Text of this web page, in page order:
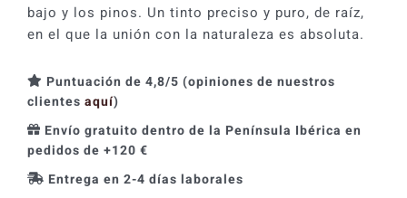
bajo y los pinos. Un tinto preciso y puro, de raíz,
en el que la unión con la naturaleza es absoluta.
Puntuación de 4,8/5 (opiniones de nuestros
clientes aquí)
Envío gratuito dentro de la Península Ibérica en
pedidos de +120 €
Entrega en 2-4 días laborales